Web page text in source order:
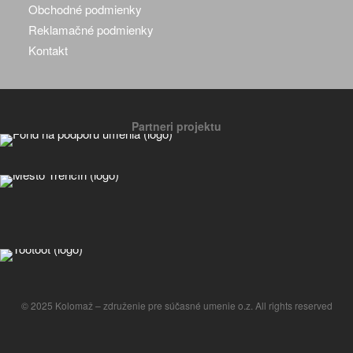
Obchodné podmienky
Reklamačné podmienky
Kontakt
Partneri projektu
© 2025 Kolomaž – združenie pre súčasné umenie o.z. All rights reserved